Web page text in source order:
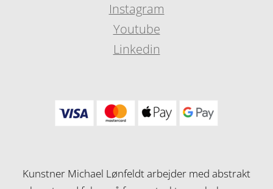
Instagram
Youtube
Linkedin
Kunstner Michael Lønfeldt arbejder med abstrakt